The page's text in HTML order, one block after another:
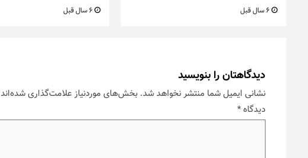
6 سال قبل
دیدگاهتان را بنویسید
نشانی ایمیل شما منتشر نخواهد شد. بخش‌های موردنیاز علامت‌گذاری شده‌اند
دیدگاه*